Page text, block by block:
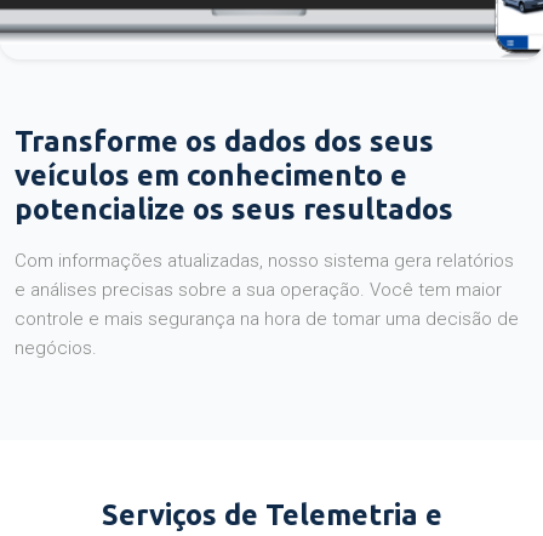
Transforme os dados dos seus
veículos em conhecimento e
potencialize os seus resultados
Com informações atualizadas, nosso sistema gera relatórios
e análises precisas sobre a sua operação. Você tem maior
controle e mais segurança na hora de tomar uma decisão de
negócios.
Serviços de Telemetria e